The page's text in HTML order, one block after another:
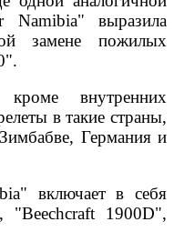
выразила
замене пожилых
внутренних
в такие страны,
Германия и
включает в себя
"Beechcraft 1900D",